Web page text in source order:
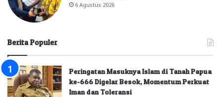
6 Agustus 2026
Berita Populer
Peringatan Masuknya Islam di Tanah Papua
ke-666 Digelar Besok, Momentum Perkuat
Iman dan Toleransi